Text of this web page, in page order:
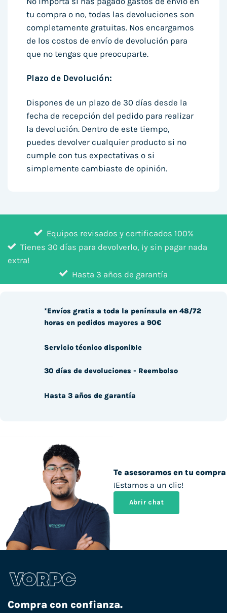
tu compra o no, todas las devoluciones son
completamente gratuitas. Nos encargamos
de los costos de envío de devolución para
que no tengas que preocuparte.
Plazo de Devolución:
Dispones de un plazo de 30 días desde la
fecha de recepción del pedido para realizar
la devolución. Dentro de este tiempo,
puedes devolver cualquier producto si no
cumple con tus expectativas o si
simplemente cambiaste de opinión.
Equipos revisados y certificados 100%
Tienes 30 días para devolverlo, ¡y sin pagar nada
extra!
Hasta 3 años de garantía
Te asesoramos en tu compra
¡Estamos a un clic!
Abrir chat
*Envíos gratis a toda la península en 48/72
horas en pedidos mayores a 90€
Servicio técnico disponible
30 días de devoluciones - Reembolso
Hasta 3 años de garantía
Compra con confianza.